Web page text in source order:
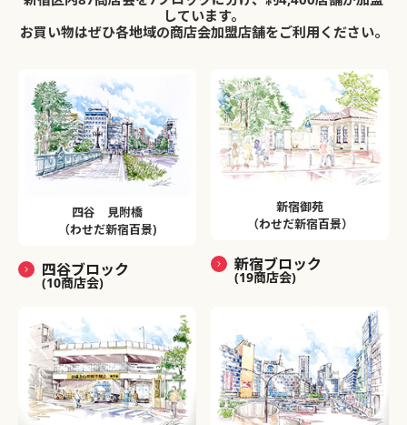
しています。
お買い物はぜひ各地域の商店会加盟店舗をご利用ください。
四谷 見附橋
（わせだ新宿百景)
四谷ブロック
(10商店会)
新宿御苑
（わせだ新宿百景）
新宿ブロック
(19商店会)